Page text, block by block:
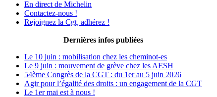
En direct de Michelin
Contactez-nous !
Rejoignez la Cgt, adhérez !
Dernières infos publiées
Le 10 juin : mobilisation chez les cheminot-es
Le 9 juin : mouvement de grève chez les AESH
54ème Congrès de la CGT : du 1er au 5 juin 2026
Agir pour l’égalité des droits : un engagement de la CGT
Le 1er mai est à nous !